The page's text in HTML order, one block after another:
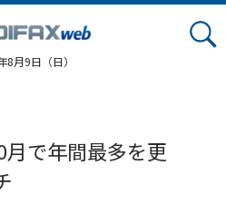
8月9日（日）
で年間最多を更